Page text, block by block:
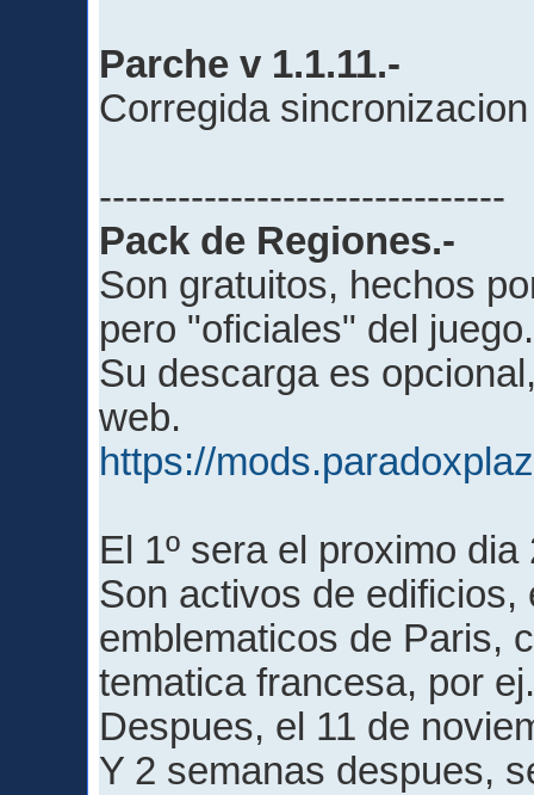
Parche v 1.1.11.-
Corregida
-------------------------------
Pack de Regiones.-
Son gratuitos, hechos
pero "oficiales" del juego.
Su descarga es
web.
https://
El 1º sera el proximo
Son activos de
emblematicos de Paris,
tematica francesa, por
Despues, el 11 de
Y 2 semanas despues,